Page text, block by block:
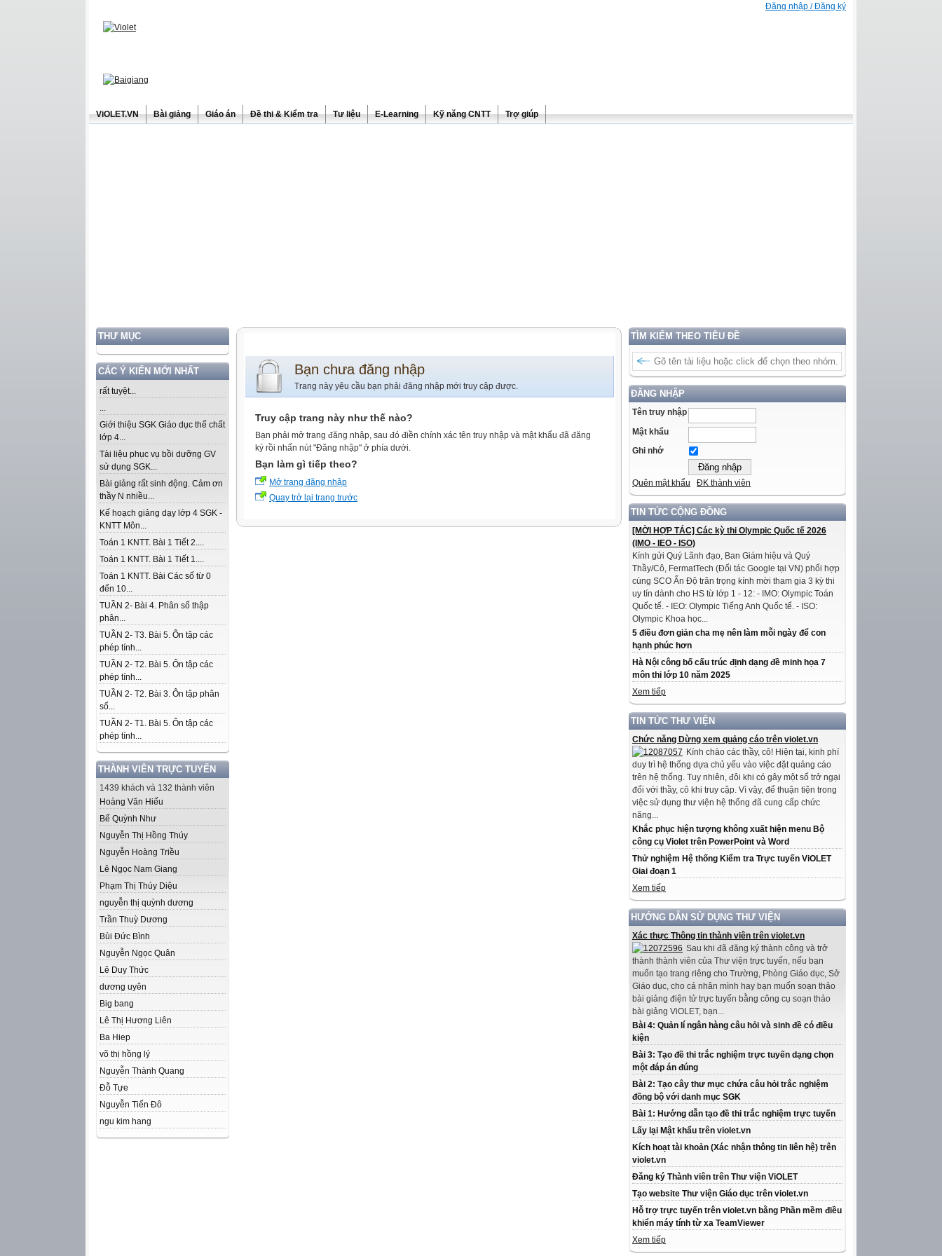
Đăng nhập / Đăng ký
ViOLET.VN Bài giảng Giáo án Đề thi & Kiểm tra Tư liệu E-Learning Kỹ năng CNTT Trợ giúp
THƯ MỤC
CÁC Ý KIẾN MỚI NHẤT
rất tuyệt...
...
Giới thiệu SGK Giáo dục thể chất
lớp 4...
Tài liệu phục vụ bồi dưỡng GV
sử dụng SGK...
Bài giảng rất sinh động. Cảm ơn
thầy N nhiều...
Kế hoạch giảng dạy lớp 4 SGK -
KNTT Môn...
Toán 1 KNTT. Bài 1 Tiết 2....
Toán 1 KNTT. Bài 1 Tiết 1....
Toán 1 KNTT. Bài Các số từ 0
đến 10...
TUẦN 2- Bài 4. Phân số thập
phân...
TUẦN 2- T3. Bài 5. Ôn tập các
phép tính...
TUẦN 2- T2. Bài 5. Ôn tập các
phép tính...
TUẦN 2- T2. Bài 3. Ôn tập phân
số...
TUẦN 2- T1. Bài 5. Ôn tập các
phép tính...
THÀNH VIÊN TRỰC TUYẾN
1439 khách và 132 thành viên
Hoàng Văn Hiếu
Bế Quỳnh Như
Nguyễn Thị Hồng Thúy
Nguyễn Hoàng Triều
Lê Ngọc Nam Giang
Phạm Thị Thúy Diệu
nguyễn thị quỳnh dương
Trần Thuỳ Dương
Bùi Đức Bình
Nguyễn Ngọc Quân
Lê Duy Thức
dương uyên
Big bang
Lê Thị Hương Liên
Ba Hiep
võ thị hồng lý
Nguyễn Thành Quang
Đỗ Tựe
Nguyễn Tiến Đô
ngu kim hang
TÌM KIẾM THEO TIÊU ĐỀ
ĐĂNG NHẬP
Tên truy nhập
Mật khẩu
Ghi nhớ
Quên mật khẩu ĐK thành viên
TIN TỨC CỘNG ĐỒNG
[MỜI HỢP TÁC] Các kỳ thi Olympic Quốc tế 2026
(IMO - IEO - ISO)
Kính gửi Quý Lãnh đạo, Ban Giám hiệu và Quý
Thầy/Cô, FermatTech (Đối tác Google tại VN) phối hợp
cùng SCO Ấn Độ trân trọng kính mời tham gia 3 kỳ thi
uy tín dành cho HS từ lớp 1 - 12: - IMO: Olympic Toán
Quốc tế. - IEO: Olympic Tiếng Anh Quốc tế. - ISO:
Olympic Khoa học...
5 điều đơn giản cha mẹ nên làm mỗi ngày để con
hạnh phúc hơn
Hà Nội công bố cấu trúc định dạng đề minh họa 7
môn thi lớp 10 năm 2025
Xem tiếp
TIN TỨC THƯ VIỆN
Chức năng Dừng xem quảng cáo trên violet.vn
Kính chào các thầy, cô! Hiện tại, kinh phí
duy trì hệ thống dựa chủ yếu vào việc đặt quảng cáo
trên hệ thống. Tuy nhiên, đôi khi có gây một số trở ngại
đối với thầy, cô khi truy cập. Vì vậy, để thuận tiện trong
việc sử dụng thư viện hệ thống đã cung cấp chức
năng...
Khắc phục hiện tượng không xuất hiện menu Bộ
công cụ Violet trên PowerPoint và Word
Thử nghiệm Hệ thống Kiểm tra Trực tuyến ViOLET
Giai đoạn 1
Xem tiếp
HƯỚNG DẪN SỬ DỤNG THƯ VIỆN
Xác thực Thông tin thành viên trên violet.vn
Sau khi đã đăng ký thành công và trở
thành thành viên của Thư viện trực tuyến, nếu bạn
muốn tạo trang riêng cho Trường, Phòng Giáo dục, Sở
Giáo dục, cho cá nhân mình hay bạn muốn soạn thảo
bài giảng điện tử trực tuyến bằng công cụ soạn thảo
bài giảng ViOLET, bạn...
Bài 4: Quản lí ngân hàng câu hỏi và sinh đề có điều
kiện
Bài 3: Tạo đề thi trắc nghiệm trực tuyến dạng chọn
một đáp án đúng
Bài 2: Tạo cây thư mục chứa câu hỏi trắc nghiệm
đồng bộ với danh mục SGK
Bài 1: Hướng dẫn tạo đề thi trắc nghiệm trực tuyến
Lấy lại Mật khẩu trên violet.vn
Kích hoạt tài khoản (Xác nhận thông tin liên hệ) trên
violet.vn
Đăng ký Thành viên trên Thư viện ViOLET
Tạo website Thư viện Giáo dục trên violet.vn
Hỗ trợ trực tuyến trên violet.vn bằng Phần mềm điều
khiển máy tính từ xa TeamViewer
Xem tiếp
Bạn chưa đăng nhập
Trang này yêu cầu bạn phải đăng nhập mới truy cập được.
Truy cập trang này như thế nào?
Bạn phải mở trang đăng nhập, sau đó điền chính xác tên truy nhập và mật khẩu đã đăng
ký rồi nhấn nút "Đăng nhập" ở phía dưới.
Bạn làm gì tiếp theo?
Mở trang đăng nhập
Quay trở lại trang trước